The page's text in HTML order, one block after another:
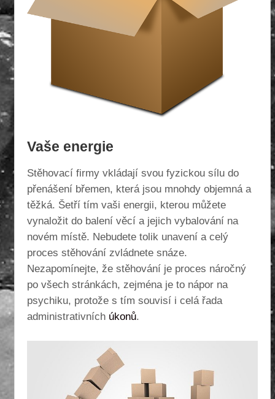
Vaše energie
Stěhovací firmy vkládají svou fyzickou sílu do
přenášení břemen, která jsou mnohdy objemná a
těžká. Šetří tím vaši energii, kterou můžete
vynaložit do balení věcí a jejich vybalování na
novém místě. Nebudete tolik unavení a celý
proces stěhování zvládnete snáze.
Nezapomínejte, že stěhování je proces náročný
po všech stránkách, zejména je to nápor na
psychiku, protože s tím souvisí i celá řada
administrativních úkonů.